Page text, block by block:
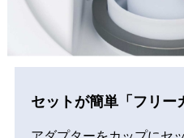
セットが簡単「フリー